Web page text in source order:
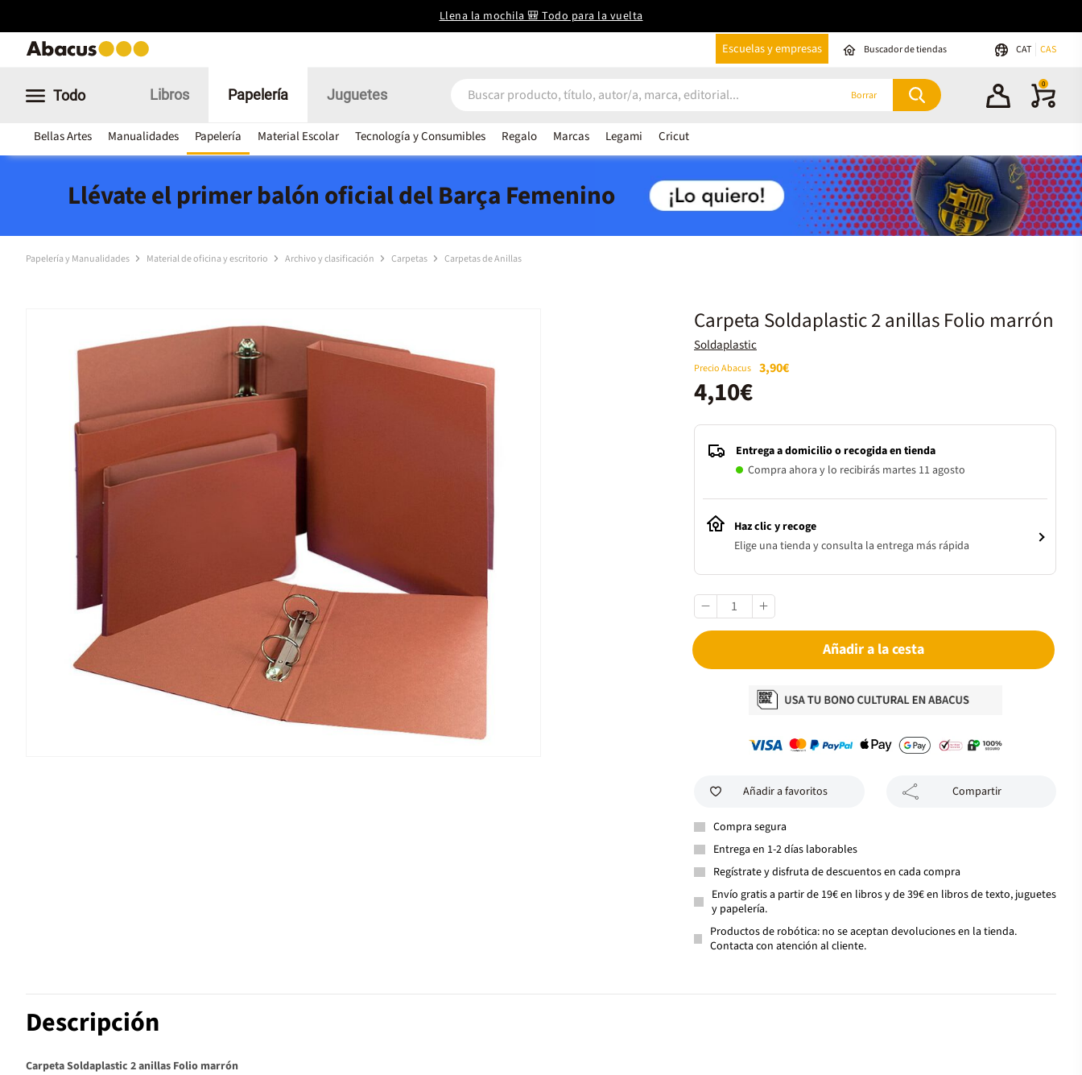
Llena la mochila 🎒 Todo para la vuelta
Escuelas y empresas Buscador de tiendas CAT CAS
Todo Libros Papelería
Bellas Artes Manualidades Papelería Material Escolar Tecnología y Consumibles Regalo Marcas Legami Cricut
Juguetes Borrar
0
Llévate el primer balón oficial del Barça Femenino
Papelería y Manualidades Material de oficina y escritorio Archivo y clasificación Carpetas Carpetas de Anillas
Carpeta Soldaplastic 2 anillas Folio marrón
Soldaplastic
Precio Abacus 3,90€
4,10€
Entrega a domicilio o recogida en tienda
Compra ahora y lo recibirás martes 11 agosto
Haz clic y recoge
Elige una tienda y consulta la entrega más rápida
Añadir a la cesta
Añadir a favoritos Compartir
Compra segura
Entrega en 1-2 días laborables
Regístrate y disfruta de descuentos en cada compra
Envío gratis a partir de 19€ en libros y de 39€ en libros de texto, juguetes
y papelería.
Productos de robótica: no se aceptan devoluciones en la tienda.
Contacta con atención al cliente.
Descripción
Carpeta Soldaplastic 2 anillas Folio marrón